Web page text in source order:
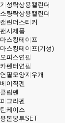
기성탁상용캘린더
소량탁상용캘린더
캘린더스티커
팬시제품
마스킹테이프
마스킹테이프(기성)
오피스연필
카펜터연필
연필모양지우개
베이직펜
클립펜
피그라펜
틴케이스
용돈봉투SET